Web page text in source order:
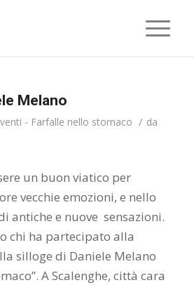
Melano
- Farfalle nello stomaco / da
un buon viatico per
vecchie emozioni, e nello
antiche e nuove sensazioni.
chi ha partecipato alla
silloge di Daniele Melano
A Scalenghe, città cara